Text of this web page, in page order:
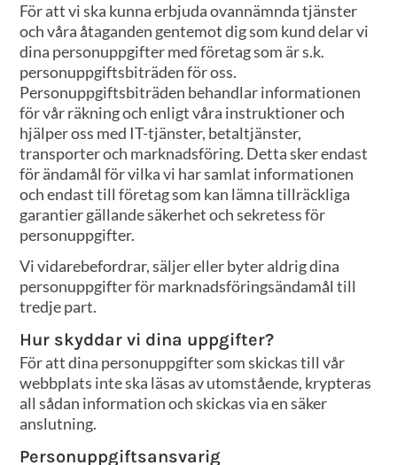
För att vi ska kunna erbjuda ovannämnda tjänster
och våra åtaganden gentemot dig som kund delar vi
dina personuppgifter med företag som är s.k.
personuppgiftsbiträden för oss.
Personuppgiftsbiträden behandlar informationen
för vår räkning och enligt våra instruktioner och
hjälper oss med IT-tjänster, betaltjänster,
transporter och marknadsföring. Detta sker endast
för ändamål för vilka vi har samlat informationen
och endast till företag som kan lämna tillräckliga
garantier gällande säkerhet och sekretess för
personuppgifter.
Vi vidarebefordrar, säljer eller byter aldrig dina
personuppgifter för marknadsföringsändamål till
tredje part.
Hur skyddar vi dina uppgifter?
För att dina personuppgifter som skickas till vår
webbplats inte ska läsas av utomstående, krypteras
all sådan information och skickas via en säker
anslutning.
Personuppgiftsansvarig